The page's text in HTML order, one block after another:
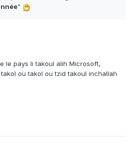
"
le pays li takoul alih Microsoft,
ou takol ou tzid takoul inchallah